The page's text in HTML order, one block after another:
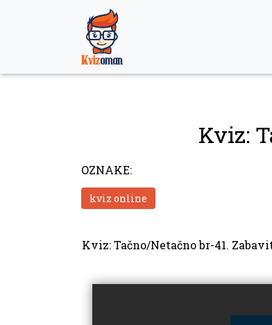
Kviz:
OZNAKE:
kviz online
Kviz: Tačno/Netačno br-41.